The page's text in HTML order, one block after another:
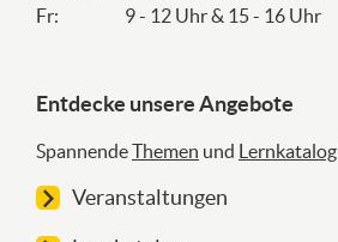
Fr:
9 - 12 Uhr & 15 - 16 Uhr
Entdecke unsere Angebote
SpannendeThemen und Lernkatalog
Veranstaltungen